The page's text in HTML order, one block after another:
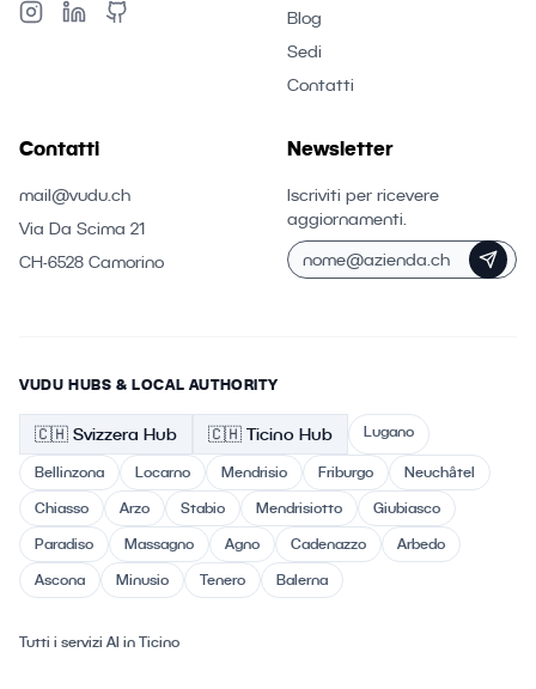
Blog
Sedi
Contatti
Contatti
mail@vudu.ch
Via Da Scima 21
CH-6528 Camorino
Newsletter
Iscriviti per ricevere
aggiornamenti.
VUDU HUBS & LOCAL AUTHORITY
🇨🇭 Svizzera Hub 🇨🇭 Ticino Hub Lugano
Bellinzona Locarno Mendrisio Friburgo
Neuchâtel
Chiasso
Arzo Stabio Mendrisiotto
Giubiasco
Paradiso
Massagno Agno Cadenazzo
Arbedo
Ascona
Minusio Tenero Balerna
Tutti i servizi AI in Ticino